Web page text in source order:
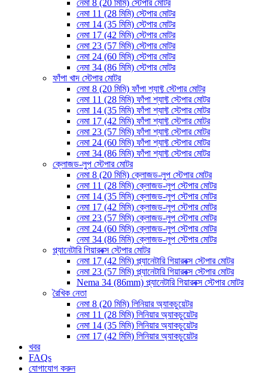
নেমা 8 (20 মিমি) স্টেপার মোটর
নেমা 11 (28 মিমি) স্টেপার মোটর
নেমা 14 (35 মিমি) স্টেপার মোটর
নেমা 17 (42 মিমি) স্টেপার মোটর
নেমা 23 (57 মিমি) স্টেপার মোটর
নেমা 24 (60 মিমি) স্টেপার মোটর
নেমা 34 (86 মিমি) স্টেপার মোটর
ফাঁপা খাদ স্টেপার মোটর
নেমা 8 (20 মিমি) ফাঁপা শ্যাফ্ট স্টেপার মোটর
নেমা 11 (28 মিমি) ফাঁপা শ্যাফ্ট স্টেপার মোটর
নেমা 14 (35 মিমি) ফাঁপা শ্যাফ্ট স্টেপার মোটর
নেমা 17 (42 মিমি) ফাঁপা শ্যাফ্ট স্টেপার মোটর
নেমা 23 (57 মিমি) ফাঁপা শ্যাফ্ট স্টেপার মোটর
নেমা 24 (60 মিমি) ফাঁপা শ্যাফ্ট স্টেপার মোটর
নেমা 34 (86 মিমি) ফাঁপা শ্যাফ্ট স্টেপার মোটর
ক্লোজড-লুপ স্টেপার মোটর
নেমা 8 (20 মিমি) ক্লোজড-লুপ স্টেপার মোটর
নেমা 11 (28 মিমি) ক্লোজড-লুপ স্টেপার মোটর
নেমা 14 (35 মিমি) ক্লোজড-লুপ স্টেপার মোটর
নেমা 17 (42 মিমি) ক্লোজড-লুপ স্টেপার মোটর
নেমা 23 (57 মিমি) ক্লোজড-লুপ স্টেপার মোটর
নেমা 24 (60 মিমি) ক্লোজড-লুপ স্টেপার মোটর
নেমা 34 (86 মিমি) ক্লোজড-লুপ স্টেপার মোটর
প্ল্যানেটারি গিয়ারবক্স স্টেপার মোটর
নেমা 17 (42 মিমি) প্ল্যানেটারি গিয়ারবক্স স্টেপার মোটর
নেমা 23 (57 মিমি) প্ল্যানেটারি গিয়ারবক্স স্টেপার মোটর
Nema 34 (86mm) প্ল্যানেটারি গিয়ারবক্স স্টেপার মোটর
রৈখিক নেতা
নেমা 8 (20 মিমি) লিনিয়ার অ্যাকচুয়েটর
নেমা 11 (28 মিমি) লিনিয়ার অ্যাকচুয়েটর
নেমা 14 (35 মিমি) লিনিয়ার অ্যাকচুয়েটর
নেমা 17 (42 মিমি) লিনিয়ার অ্যাকচুয়েটর
খবর
FAQs
যোগাযোগ করুন